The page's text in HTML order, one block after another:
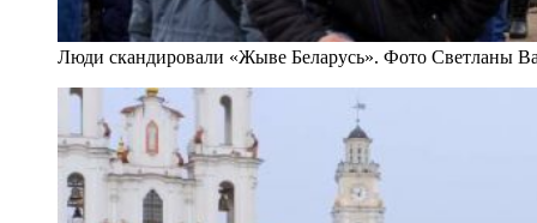
Люди скандировали «Жыве Беларусь». Фото Светланы